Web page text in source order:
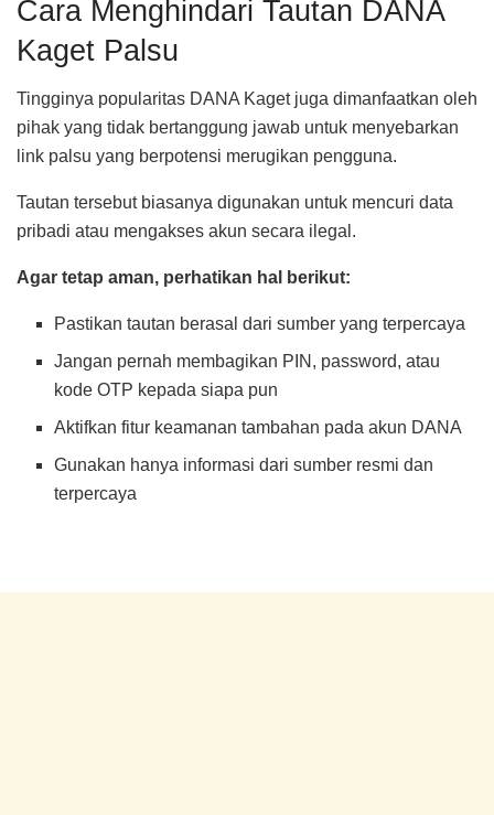
Cara Menghindari Tautan DANA
Kaget Palsu
Tingginya popularitas DANA Kaget juga dimanfaatkan oleh
pihak yang tidak bertanggung jawab untuk menyebarkan
link palsu yang berpotensi merugikan pengguna.
Tautan tersebut biasanya digunakan untuk mencuri data
pribadi atau mengakses akun secara ilegal.
Agar tetap aman, perhatikan hal berikut:
Pastikan tautan berasal dari sumber yang terpercaya
Jangan pernah membagikan PIN, password, atau
kode OTP kepada siapa pun
Aktifkan fitur keamanan tambahan pada akun DANA
Gunakan hanya informasi dari sumber resmi dan
terpercaya